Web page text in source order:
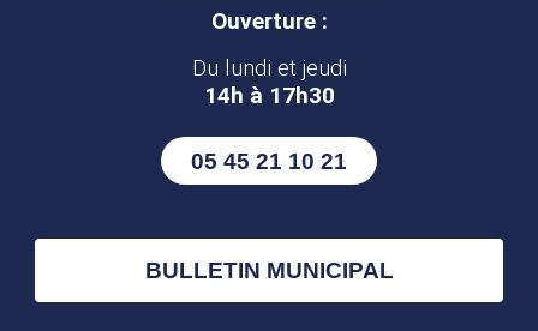
Ouverture :
Du lundi et jeudi
14h à 17h30
05 45 21 10 21
BULLETIN MUNICIPAL